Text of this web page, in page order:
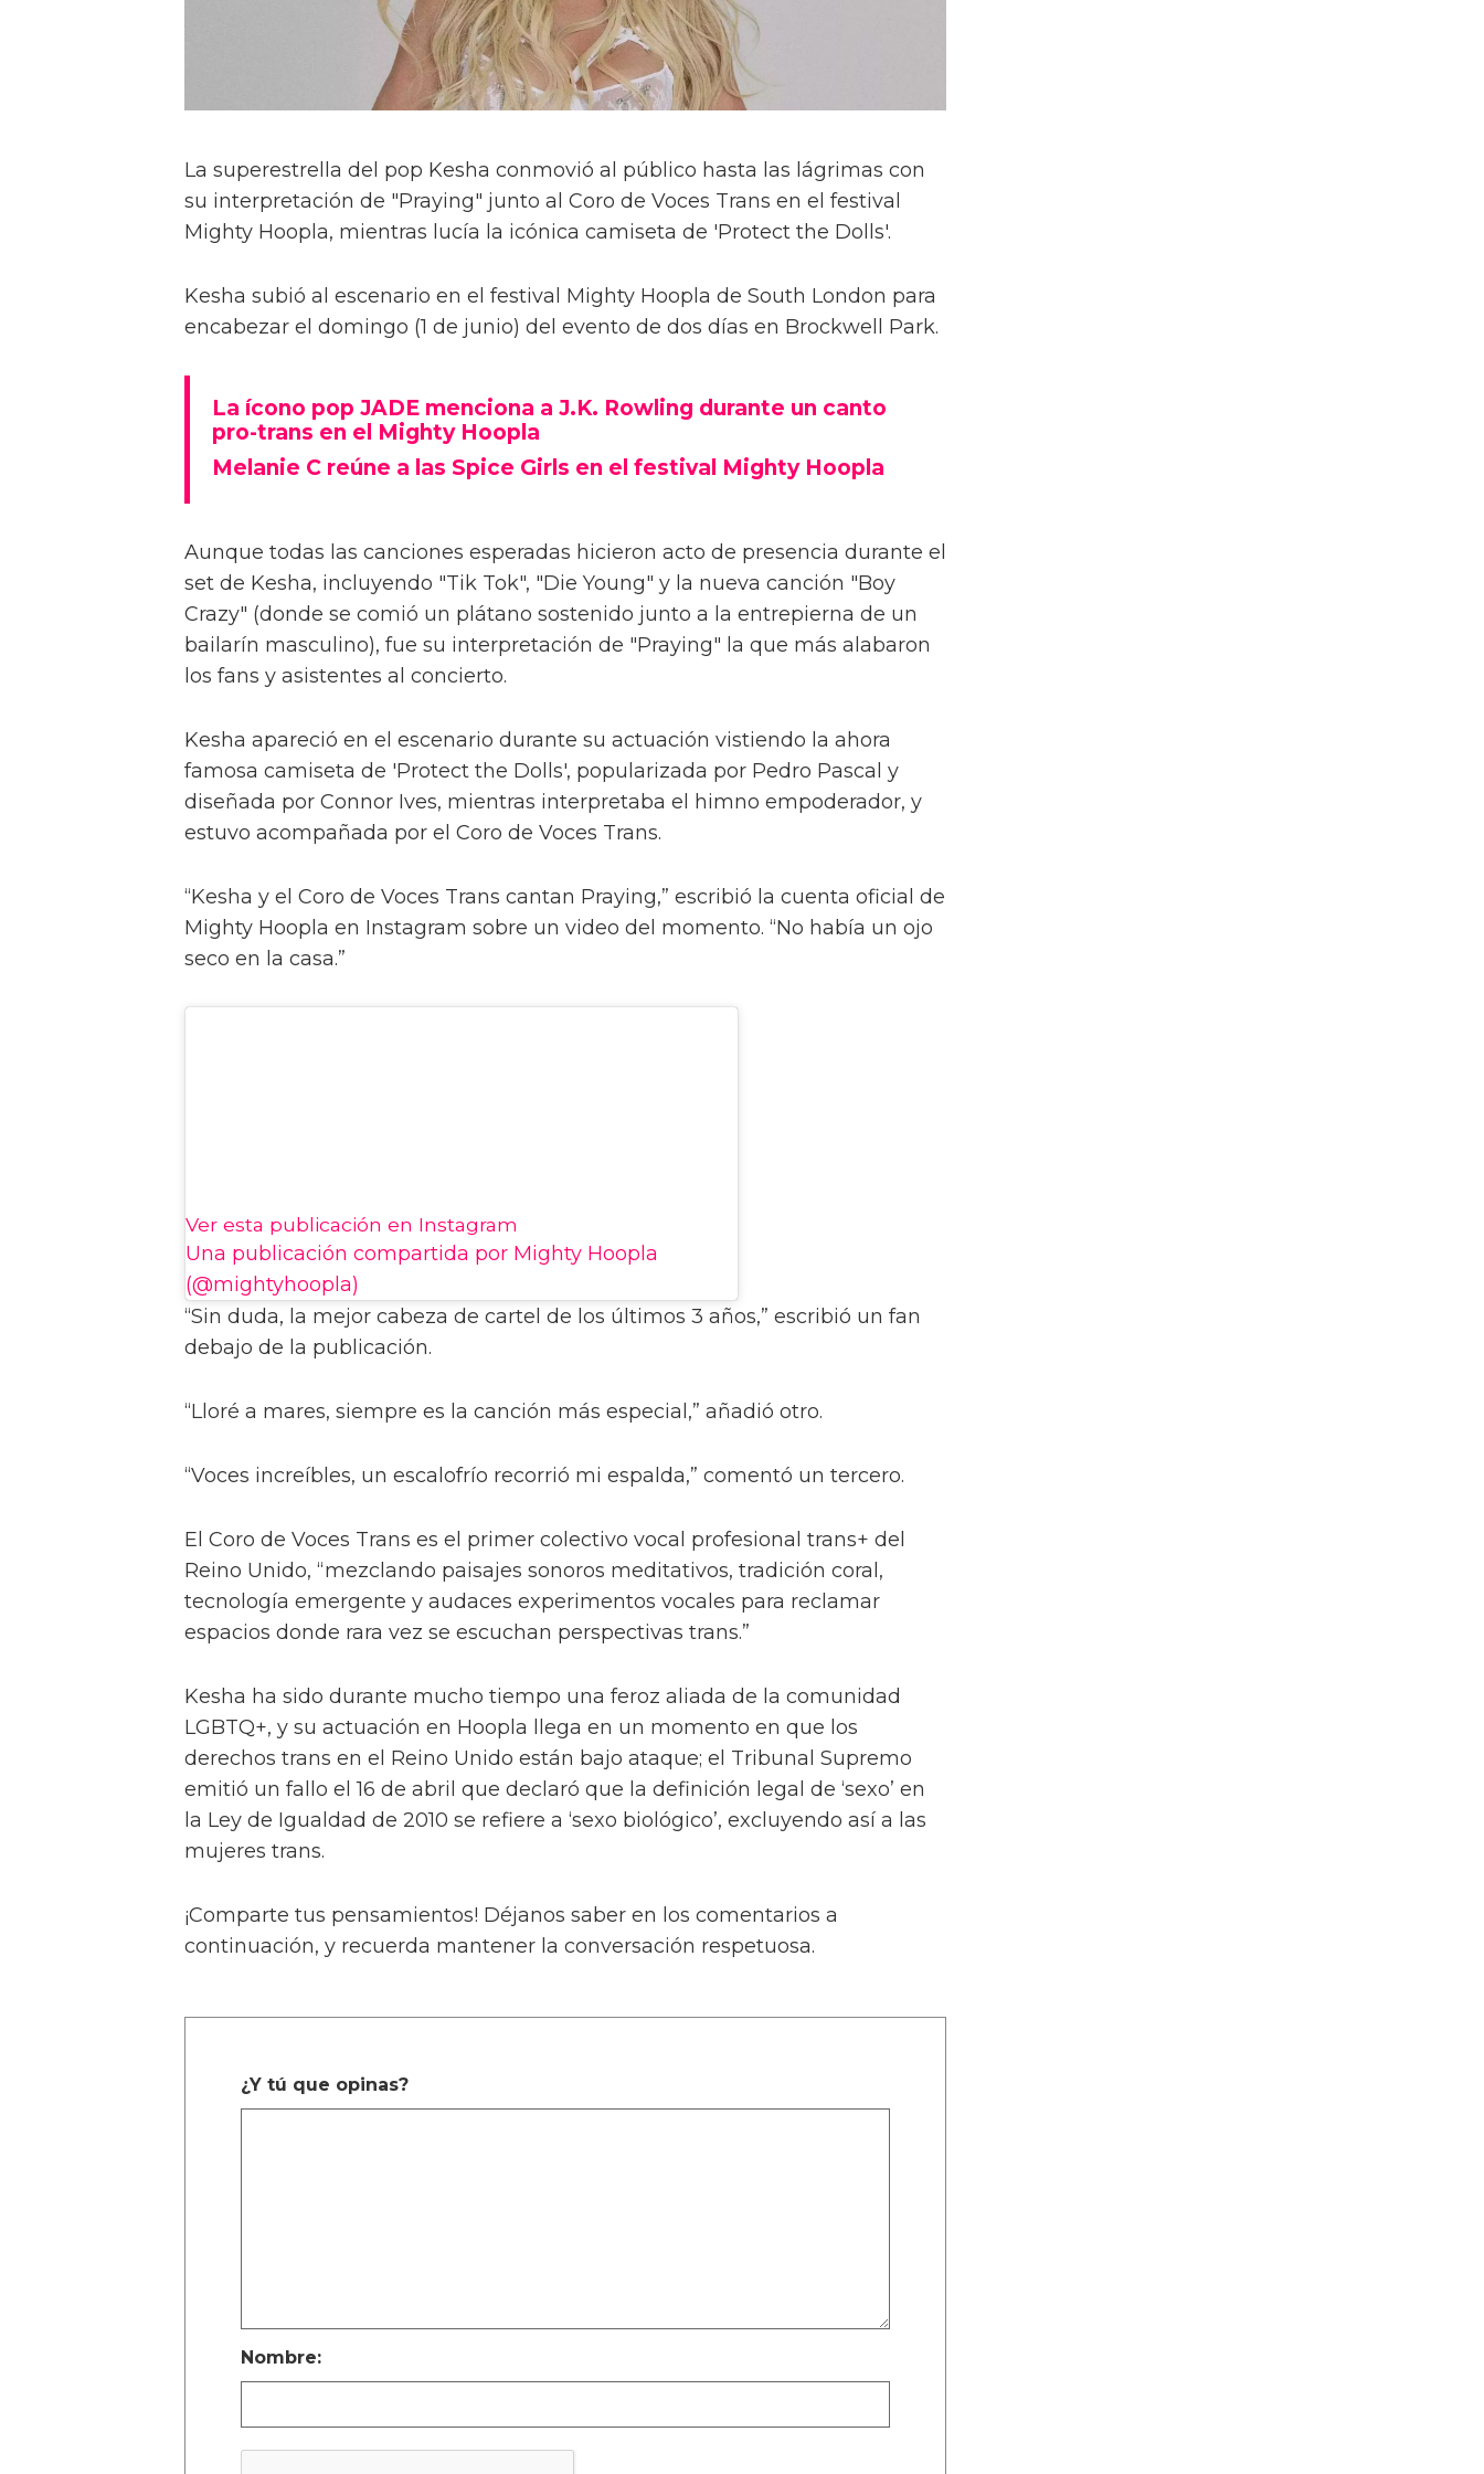
La superestrella del pop Kesha conmovió al público hasta las lágrimas con
su interpretación de "Praying" junto al Coro de Voces Trans en el festival
Mighty Hoopla, mientras lucía la icónica camiseta de 'Protect the Dolls'.
Kesha subió al escenario en el festival Mighty Hoopla de South London para
encabezar el domingo (1 de junio) del evento de dos días en Brockwell Park.
La ícono pop JADE menciona a J.K. Rowling durante un canto
pro-trans en el Mighty Hoopla
Melanie C reúne a las Spice Girls en el festival Mighty Hoopla
Aunque todas las canciones esperadas hicieron acto de presencia durante el
set de Kesha, incluyendo "Tik Tok", "Die Young" y la nueva canción "Boy
Crazy" (donde se comió un plátano sostenido junto a la entrepierna de un
bailarín masculino), fue su interpretación de "Praying" la que más alabaron
los fans y asistentes al concierto.
Kesha apareció en el escenario durante su actuación vistiendo la ahora
famosa camiseta de 'Protect the Dolls', popularizada por Pedro Pascal y
diseñada por Connor Ives, mientras interpretaba el himno empoderador, y
estuvo acompañada por el Coro de Voces Trans.
“Kesha y el Coro de Voces Trans cantan Praying,” escribió la cuenta oficial de
Mighty Hoopla en Instagram sobre un video del momento. “No había un ojo
seco en la casa.”
Ver esta publicación en Instagram
Una publicación compartida por Mighty Hoopla
(@mightyhoopla)
“Sin duda, la mejor cabeza de cartel de los últimos 3 años,” escribió un fan
debajo de la publicación.
“Lloré a mares, siempre es la canción más especial,” añadió otro.
“Voces increíbles, un escalofrío recorrió mi espalda,” comentó un tercero.
El Coro de Voces Trans es el primer colectivo vocal profesional trans+ del
Reino Unido, “mezclando paisajes sonoros meditativos, tradición coral,
tecnología emergente y audaces experimentos vocales para reclamar
espacios donde rara vez se escuchan perspectivas trans.”
Kesha ha sido durante mucho tiempo una feroz aliada de la comunidad
LGBTQ+, y su actuación en Hoopla llega en un momento en que los
derechos trans en el Reino Unido están bajo ataque; el Tribunal Supremo
emitió un fallo el 16 de abril que declaró que la definición legal de ‘sexo’ en
la Ley de Igualdad de 2010 se refiere a ‘sexo biológico’, excluyendo así a las
mujeres trans.
¡Comparte tus pensamientos! Déjanos saber en los comentarios a
continuación, y recuerda mantener la conversación respetuosa.
¿Y tú que opinas?
Nombre: